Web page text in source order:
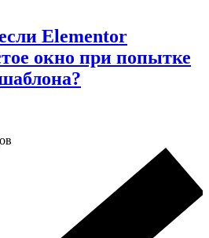
Elementor
окно при попытке